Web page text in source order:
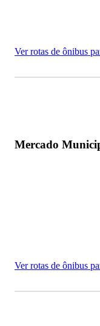
Ver rotas de ônibus
Mercado
Ver rotas de ônibus